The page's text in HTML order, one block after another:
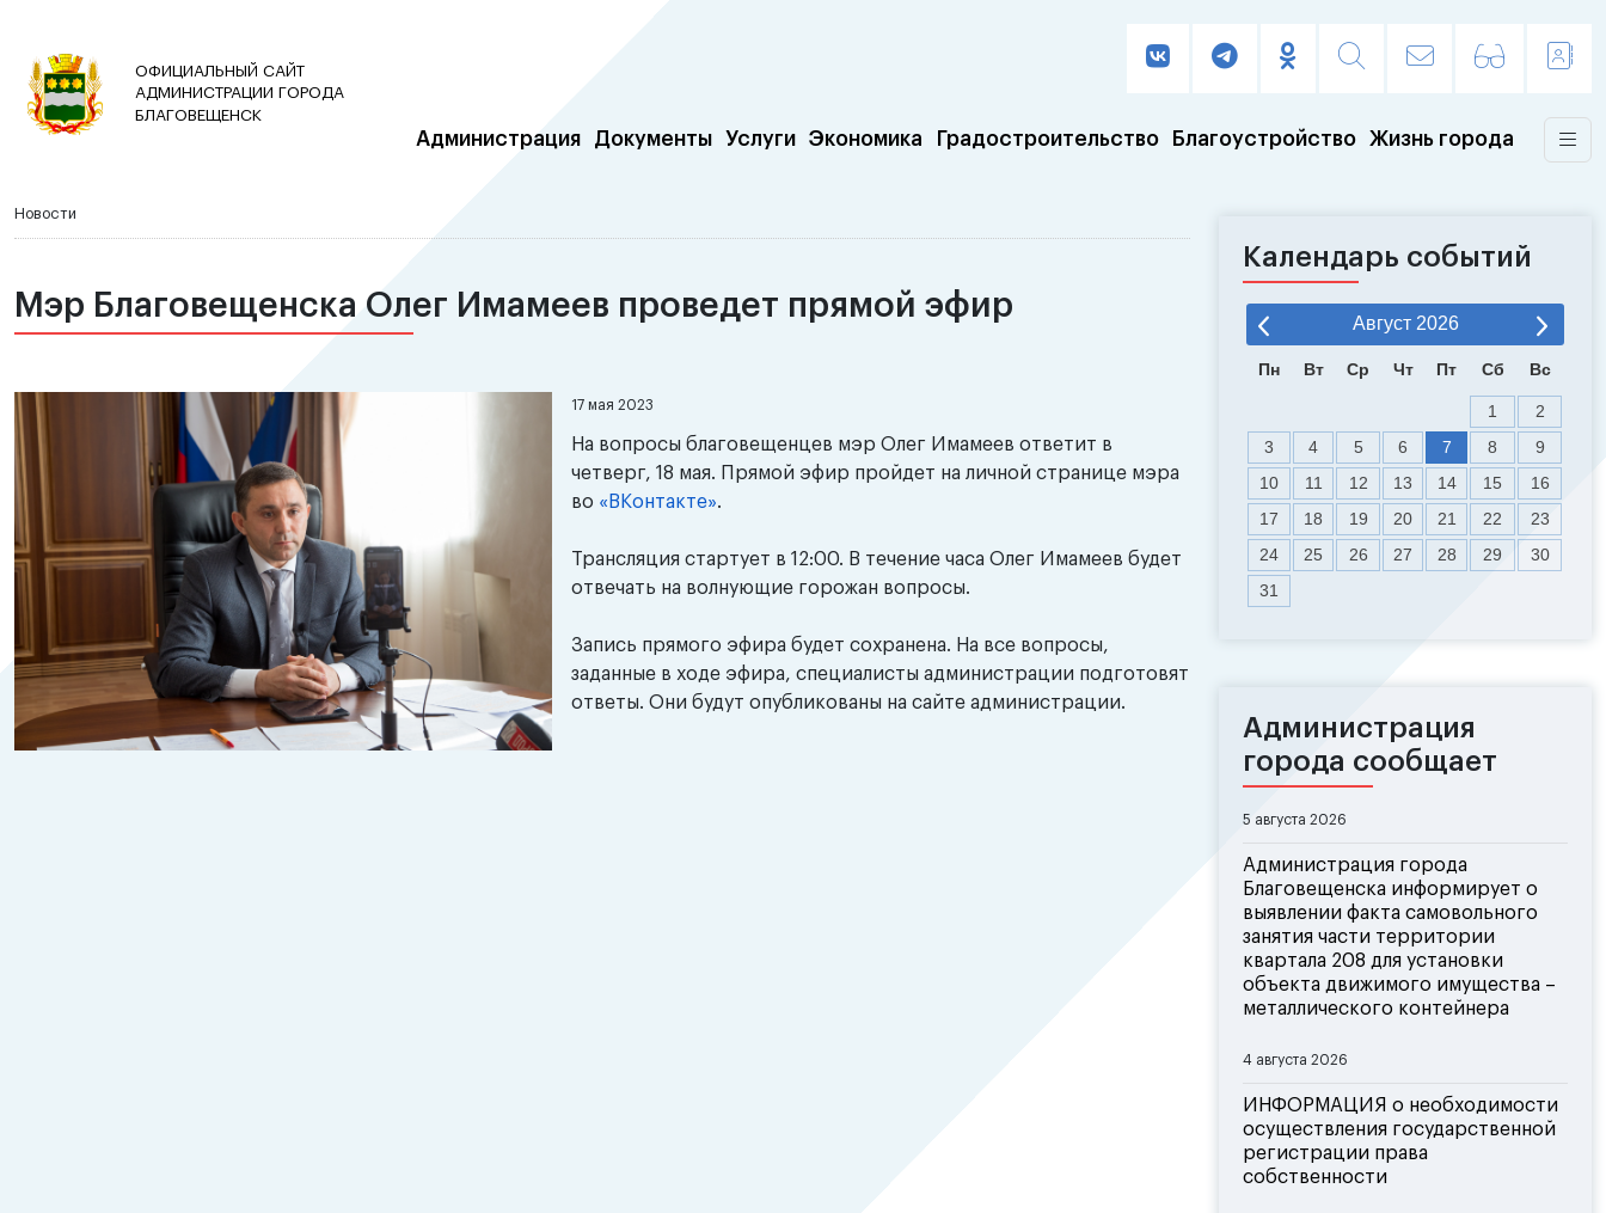
ОФИЦИАЛЬНЫЙ САЙТ
АДМИНИСТРАЦИИ ГОРОДА
БЛАГОВЕЩЕНСК
Администрация Документы Услуги Экономика Градостроительство Благоустройство Жизнь города
Новости
Мэр Благовещенска Олег Имамеев проведет прямой эфир
17 мая 2023
На вопросы благовещенцев мэр Олег Имамеев ответит в
четверг, 18 мая. Прямой эфир пройдет на личной странице мэра
во «ВКонтакте».
Трансляция стартует в 12:00. В течение часа Олег Имамеев будет
отвечать на волнующие горожан вопросы.
Запись прямого эфира будет сохранена. На все вопросы,
заданные в ходе эфира, специалисты администрации подготовят
ответы. Они будут опубликованы на сайте администрации.
Календарь событий
Август 2026
Пн Вт Ср Чт Пт Сб Вс
1
2
3
4 5 6 7 8
9
10
11 12 13 14 15
16
17
18 19 20 21 22
23
24
25 26 27 28 29
30
31
Администрация
города сообщает
5 августа 2026
Администрация города
Благовещенска информирует о
выявлении факта самовольного
занятия части территории
квартала 208 для установки
объекта движимого имущества –
металлического контейнера
4 августа 2026
ИНФОРМАЦИЯ о необходимости
осуществления государственной
регистрации права
собственности